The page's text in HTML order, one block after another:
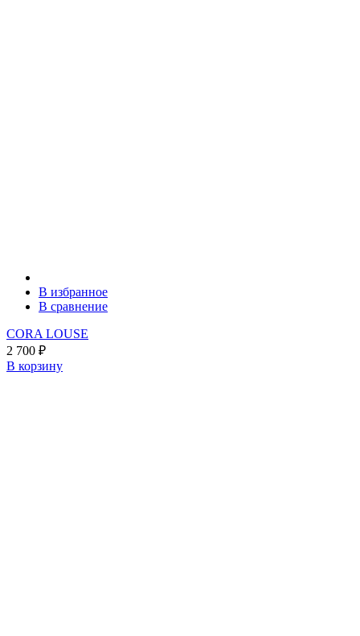
В избранное
В сравнение
CORA LOUSE
2 700 ₽
В корзину